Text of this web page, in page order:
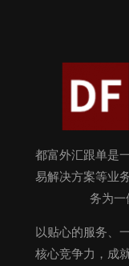
都富外汇跟单是
易解决方案等业
务为一
以贴心的服务、
核心竞争力，成